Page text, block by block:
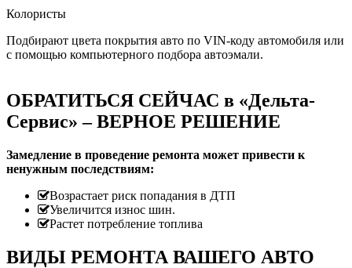
Колористы
Подбирают цвета покрытия авто по VIN-коду автомобиля или
с помощью компьютерного подбора автоэмали.
ОБРАТИТЬСЯ СЕЙЧАС в «Дельта-
Сервис» – ВЕРНОЕ РЕШЕНИЕ
Замедление в проведение ремонта может привести к
ненужным последствиям:
Возрастает риск попадания в ДТП
Увеличится износ шин.
Растет потребление топлива
ВИДЫ РЕМОНТА ВАШЕГО АВТО